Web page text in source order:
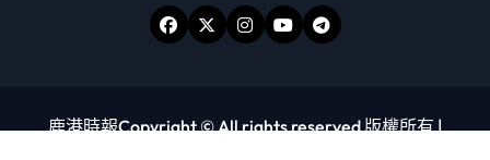
鹿港時報Copyright © All rights reserved 版權所有|